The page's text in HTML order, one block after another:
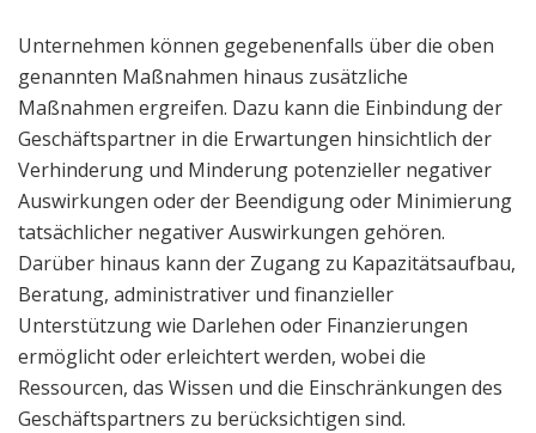
Unternehmen können gegebenenfalls über die oben
genannten Maßnahmen hinaus zusätzliche
Maßnahmen ergreifen. Dazu kann die Einbindung der
Geschäftspartner in die Erwartungen hinsichtlich der
Verhinderung und Minderung potenzieller negativer
Auswirkungen oder der Beendigung oder Minimierung
tatsächlicher negativer Auswirkungen gehören.
Darüber hinaus kann der Zugang zu Kapazitätsaufbau,
Beratung, administrativer und finanzieller
Unterstützung wie Darlehen oder Finanzierungen
ermöglicht oder erleichtert werden, wobei die
Ressourcen, das Wissen und die Einschränkungen des
Geschäftspartners zu berücksichtigen sind.